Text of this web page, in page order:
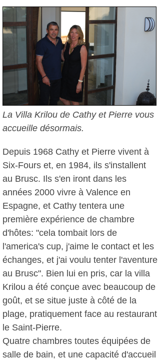
La Villa Krilou de Cathy et Pierre vous
accueille désormais.
Depuis 1968 Cathy et Pierre vivent à
Six-Fours et, en 1984, ils s'installent
au Brusc. Ils s'en iront dans les
années 2000 vivre à Valence en
Espagne, et Cathy tentera une
première expérience de chambre
d'hôtes: "cela tombait lors de
l'america's cup, j'aime le contact et les
échanges, et j'ai voulu tenter l'aventure
au Brusc". Bien lui en pris, car la villa
Krilou a été conçue avec beaucoup de
goût, et se situe juste à côté de la
plage, pratiquement face au restaurant
le Saint-Pierre.
Quatre chambres toutes équipées de
salle de bain, et une capacité d'accueil